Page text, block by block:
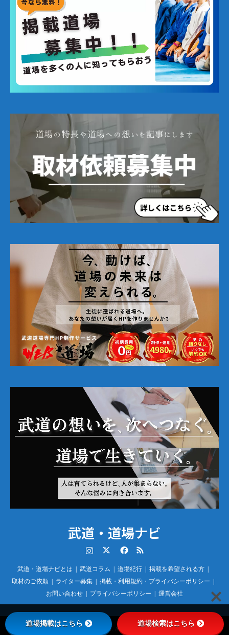
武道・道場ナビ
RSS
武道・道場ナビとは 武道コラム 道場紀行
掲載を希望される方
取材のご依頼
ライター募集
掲載・利用規約・プライバシーポリシー
お問い合わせ
プライバシーポリシー 運営会社
© 武道・道場ナビ . All Rights Reserved.
道場掲載はこちら 道場検索はこちら